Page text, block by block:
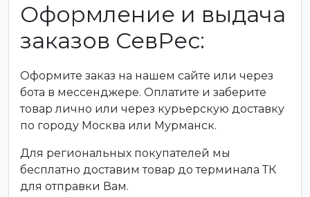
Оформление и выдача
заказов СевРес:
Оформите заказ на нашем сайте или через
бота в мессенджере. Оплатите и заберите
товар лично или через курьерскую доставку
по городу Москва или Мурманск.
Для региональных покупателей мы
бесплатно доставим товар до терминала ТК
для отправки Вам.